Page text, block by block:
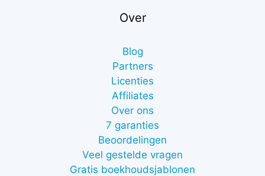
Over
Blog
Partners
Licenties
Affiliates
Over ons
7 garanties
Beoordelingen
Veel gestelde vragen
Gratis boekhoudsjablonen